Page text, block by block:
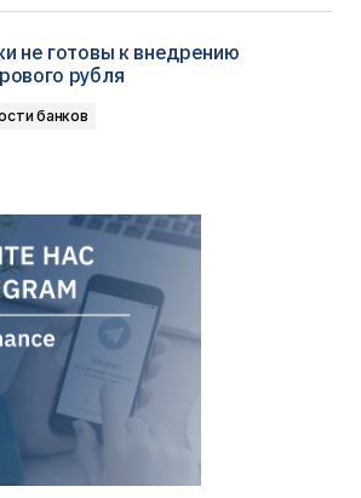
не готовы к внедрению
рубля
банков